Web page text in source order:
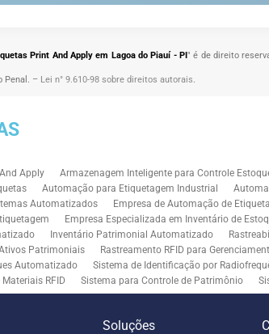
Print And Apply em Lagoa do Piauí - PI" é de direito
Penal. – Lei n° 9.610-98 sobre direitos autorais.
Apply Armazenagem Inteligente para Controle
Automação para Etiquetagem Industrial
Automatizados
Empresa de Automação de
Empresa Especializada em Inventário de
Inventário Patrimonial Automatizado
Patrimoniais
Rastreamento RFID para
Automatizado
Sistema de Identificação por
RFID
Sistema para Controle de Patrimônio
Industrial
Solução RFID para Indústria
Tecnologia de Middleware para Integração
Soluções